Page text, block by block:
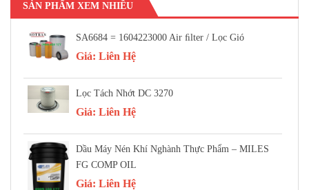
SẢN PHẨM XEM NHIỀU
SA6684 = 1604223000 Air FIlter / Lọc Gió
Giá: Liên Hệ
Lọc Tách Nhớt DC 3270
Giá: Liên Hệ
Dầu Máy Nén Khí Nghành Thực Phẩm – MILES
FG COMP OIL
Giá: Liên Hệ